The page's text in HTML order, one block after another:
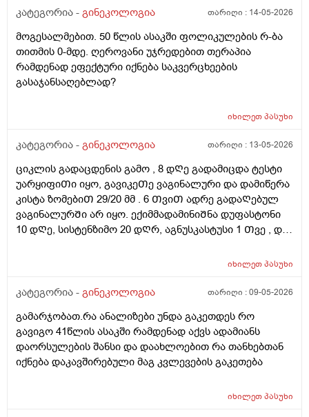
კეთდება და ვიბრაციის მეშვეობით აუმჯობესებს
მაინტერესებს, მუცლის არეზე დასაშვებია ეს
პროცედურა?
კატეგორია - გინეკოლოგია თარიღი : 14-05-2026
მოგესალმებით. 50 წლის ასაკში ფოლიკულების რ-ბა
თითმის 0-მდე. ღეროვანი უჯრედებით თერაპია
რამდენად ეფექტური იქნება საკვერცხეების
გასაჯანსაღებლად?
იხილეთპასუხი
კატეგორია - გინეკოლოგია თარიღი : 13-05-2026
ციკლის გადაცდენის გამო , 8 დᲦე გადამიცდა ტესტი
უარყიფიᲗი იყო, გავიკეᲗე ვაგინალური და დამიწერა
კისტა ზომებიᲗ 29/20 მმ . 6 ᲗვიᲗ ადრე გადაᲦებულ
ვაგინალურᲨი არ იყო. ექიმმადამინიᲨნა დუფასტონი
10 დᲦე, სისტენზიმო 20 დᲦრ, აგნუსკასტუსი 1 Თვე , და
რამდენადსაყურადᲦებოა და Თუ დაეხმარება ეს
იხილეთპასუხი
კატეგორია - გინეკოლოგია თარიღი :09-05-2026
გამარჯობათ.რა ანალიზები უნდა გაკეთდეს რო
გავიგო 41წლის ასაკში რამდენად აქვს ადამიანს
დაორსულების შანსი და დაახლოებით რა თანხებთან
იქნება დაკავშირებული მაგ კვლევების გაკეთება
იხილეთპასუხი